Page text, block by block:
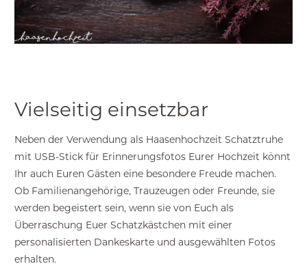
Vielseitig einsetzbar
Neben der Verwendung als Haasenhochzeit Schatztruhe
mit USB-Stick für Erinnerungsfotos Eurer Hochzeit könnt
Ihr auch Euren Gästen eine besondere Freude machen.
Ob Familienangehörige, Trauzeugen oder Freunde, sie
werden begeistert sein, wenn sie von Euch als
Überraschung Euer Schatzkästchen mit einer
personalisierten Dankeskarte und ausgewählten Fotos
erhalten.